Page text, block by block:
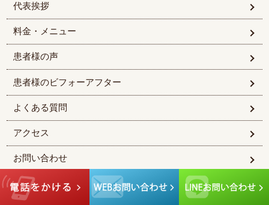
代表挨拶
料金・メニュー
患者様の声
患者様のビフォーアフター
よくある質問
アクセス
お問い合わせ
© 2026熊本市南区で整骨院をお探しなら｜整骨院元 くまなん院. All rights rese